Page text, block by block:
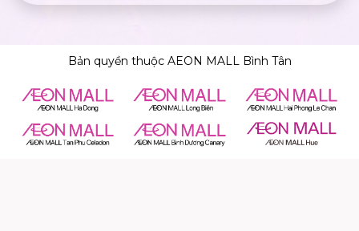
Bản quyền thuộc AEON MALL Bình Tân